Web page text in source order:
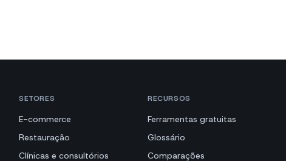
SETORES
E-commerce
Restauração
Clínicas e consultórios
RECURSOS
Ferramentas gratuitas
Glossário
Comparações